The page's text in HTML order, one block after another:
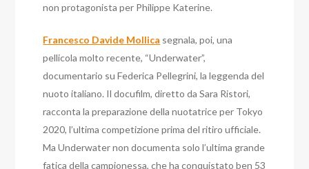
non protagonista per Philippe Katerine.
Francesco Davide Mollica segnala, poi, una
pellicola molto recente, “Underwater”,
documentario su Federica Pellegrini, la leggenda del
nuoto italiano. Il docufilm, diretto da Sara Ristori,
racconta la preparazione della nuotatrice per Tokyo
2020, l’ultima competizione prima del ritiro ufficiale.
Ma Underwater non documenta solo l’ultima grande
fatica della campionessa, che ha conquistato ben 53